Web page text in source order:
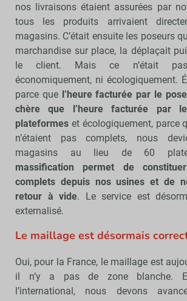
nos livraisons étaient assurées par
tous les produits arrivaient
magasins. C’était ensuite les poseurs
marchandise sur place, la déplaçait
le client. Mais ce n’était
économiquement, ni écologiquement.
parce que l’heure facturée par le
chère que l’heure facturée par
plateformes et écologiquement, parce
n’étaient pas complets, nous
magasins au lieu de 60
massification permet de
complets depuis nos usines et de
retour à vide. Le service est
externalisé.
Le maillage est désormais
Oui, pour la France, le maillage est
il n’y a pas de zone blanche.
l’international, nous devons